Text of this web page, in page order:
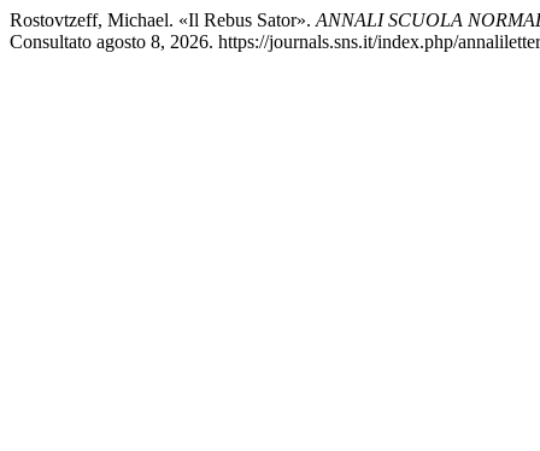
Rostovtzeff, Michael. «Il Rebus Sator». ANNALI SCUOLA
Consultato agosto 8, 2026. https://journals.sns.it/index.php/